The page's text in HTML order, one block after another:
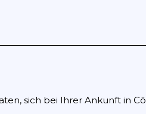
sich bei Ihrer Ankunft in